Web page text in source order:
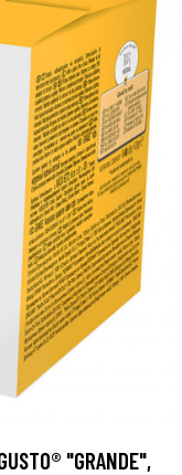
"GRANDE",